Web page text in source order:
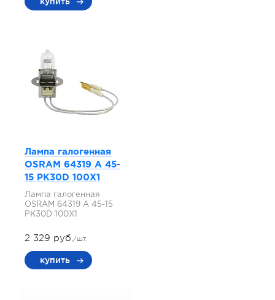
Лампа галогенная
OSRAM 64319 A 45-
15 PK30D 100X1
Лампа галогенная
OSRAM 64319 A 45-15
PK30D 100X1
2 329 руб./шт.
купить